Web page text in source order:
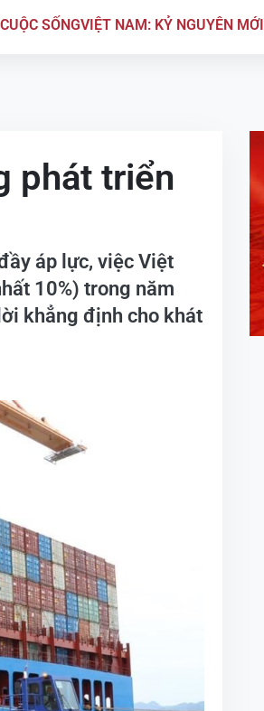
SỐNGVIỆT NAM: KỶ NGUYÊN MỚI
phát triển
áp lực, việc Việt
10%) trong năm
khẳng định cho khát